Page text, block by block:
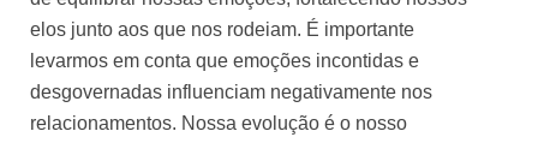
elos junto aos que nos rodeiam. É importante
levarmos em conta que emoções incontidas e
desgovernadas influenciam negativamente nos
relacionamentos. Nossa evolução é o nosso